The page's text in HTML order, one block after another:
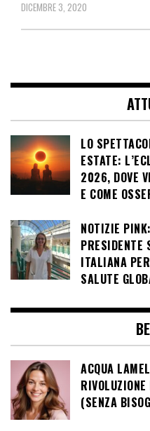
DICEMBRE 3, 2020
LO
ESTATE:
2026, DOVE
E COME
NOTIZIE
PRESIDENTE
ITALIANA
SALUTE
ACQUA
(SENZA